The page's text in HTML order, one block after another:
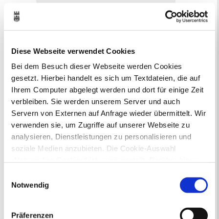
Diese Webseite verwendet Cookies
Bei dem Besuch dieser Webseite werden Cookies
gesetzt. Hierbei handelt es sich um Textdateien, die auf
Ihrem Computer abgelegt werden und dort für einige Zeit
verbleiben. Sie werden unserem Server und auch
Servern von Externen auf Anfrage wieder übermittelt. Wir
verwenden sie, um Zugriffe auf unserer Webseite zu
analysieren, Dienstleistungen zu personalisieren und
soziale Medien anzubieten. Die Cookie-Auswahl
Drittländern (USA) mit unzureichendem
Datenschutzniveau verarbeiten. Es besteht die Gefahr,
dass diese zu Kontroll- und Überwachungszwecken von
Notwendig
Präferenzen
Flächennutzungsplan zu beteiligen.
Aktuelle Bürgerbeteiligungen zu
Bebauungsplänen finden Sie hier.
Aktuelle Bürgerbeteiligungen zu
Flächennutzungsplan-Änderungen finden
Sie hier.
Lebenslagen
Behinderung